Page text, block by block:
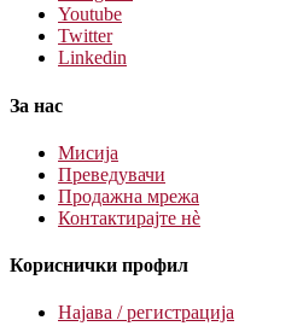
Youtube
Twitter
Linkedin
За нас
Мисија
Преведувачи
Продажна мрежа
Контактирајте нè
Кориснички профил
Најава / регистрација